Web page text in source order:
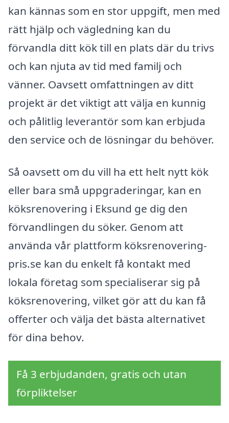
kan kännas som en stor uppgift, men med
rätt hjälp och vägledning kan du
förvandla ditt kök till en plats där du trivs
och kan njuta av tid med familj och
vänner. Oavsett omfattningen av ditt
projekt är det viktigt att välja en kunnig
och pålitlig leverantör som kan erbjuda
den service och de lösningar du behöver.
Så oavsett om du vill ha ett helt nytt kök
eller bara små uppgraderingar, kan en
köksrenovering i Eksund ge dig den
förvandlingen du söker. Genom att
använda vår plattform köksrenovering-
pris.se kan du enkelt få kontakt med
lokala företag som specialiserar sig på
köksrenovering, vilket gör att du kan få
offerter och välja det bästa alternativet
för dina behov.
Få 3 erbjudanden, gratis och utan
förpliktelser